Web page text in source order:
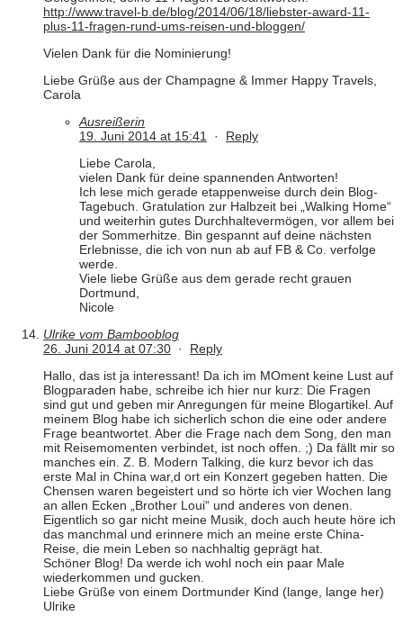
http://www.travel-b.de/blog/2014/06/18/liebster-award-11-
plus-11-fragen-rund-ums-reisen-und-bloggen/
Vielen Dank für die Nominierung!
Liebe Grüße aus der Champagne & Immer Happy Travels,
Carola
Ausreißerin
19. Juni 2014 at 15:41 · Reply
Liebe Carola,
vielen Dank für deine spannenden Antworten!
Ich lese mich gerade etappenweise durch dein Blog-
Tagebuch. Gratulation zur Halbzeit bei „Walking Home“
und weiterhin gutes Durchhaltevermögen, vor allem bei
der Sommerhitze. Bin gespannt auf deine nächsten
Erlebnisse, die ich von nun ab auf FB & Co. verfolge
werde.
Viele liebe Grüße aus dem gerade recht grauen
Dortmund,
Nicole
Ulrike vom Bambooblog
26. Juni 2014 at 07:30 · Reply
Hallo, das ist ja interessant! Da ich im MOment keine Lust auf
Blogparaden habe, schreibe ich hier nur kurz: Die Fragen
sind gut und geben mir Anregungen für meine Blogartikel. Auf
meinem Blog habe ich sicherlich schon die eine oder andere
Frage beantwortet. Aber die Frage nach dem Song, den man
mit Reisemomenten verbindet, ist noch offen. ;) Da fällt mir so
manches ein. Z. B. Modern Talking, die kurz bevor ich das
erste Mal in China war,d ort ein Konzert gegeben hatten. Die
Chensen waren begeistert und so hörte ich vier Wochen lang
an allen Ecken „Brother Loui“ und anderes von denen.
Eigentlich so gar nicht meine Musik, doch auch heute höre ich
das manchmal und erinnere mich an meine erste China-
Reise, die mein Leben so nachhaltig geprägt hat.
Schöner Blog! Da werde ich wohl noch ein paar Male
wiederkommen und gucken.
Liebe Grüße von einem Dortmunder Kind (lange, lange her)
Ulrike